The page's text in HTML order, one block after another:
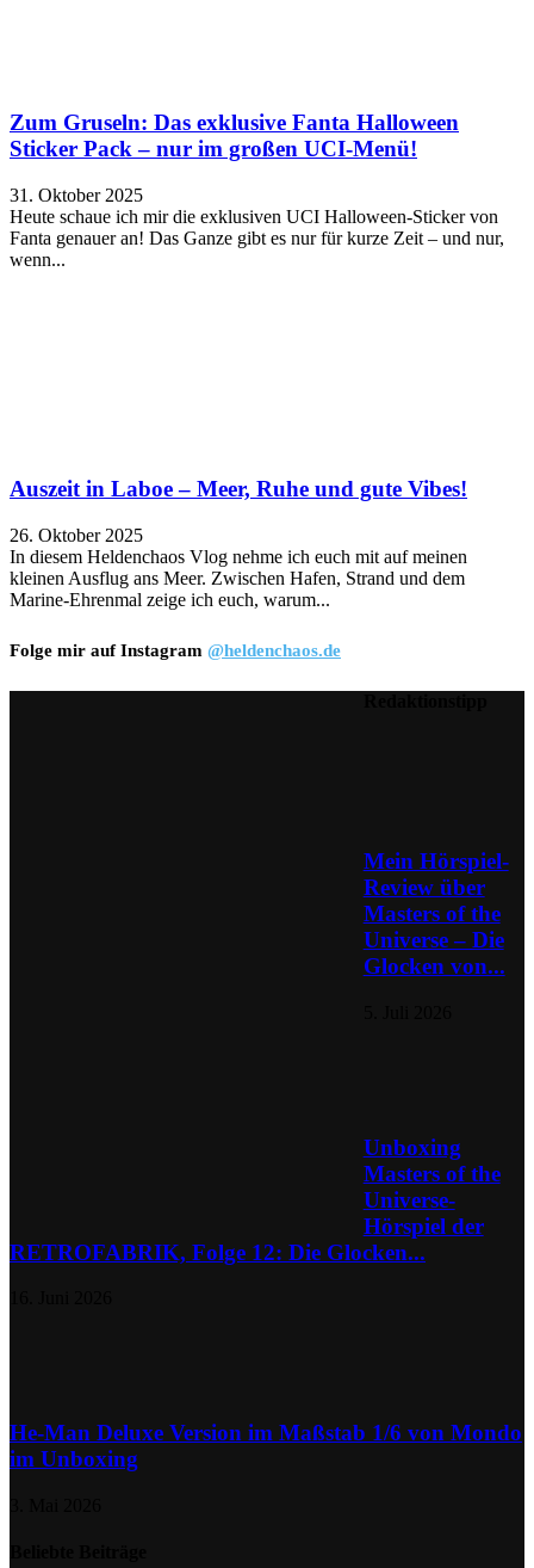
Zum Gruseln: Das exklusive Fanta Halloween
Sticker Pack – nur im großen UCI-Menü!
31. Oktober 2025
Heute schaue ich mir die exklusiven UCI Halloween-Sticker von
Fanta genauer an! Das Ganze gibt es nur für kurze Zeit – und nur,
wenn...
Auszeit in Laboe – Meer, Ruhe und gute Vibes!
26. Oktober 2025
In diesem Heldenchaos Vlog nehme ich euch mit auf meinen
kleinen Ausflug ans Meer. Zwischen Hafen, Strand und dem
Marine-Ehrenmal zeige ich euch, warum...
Folge mir auf Instagram @heldenchaos.de
Mein Hörspiel-
Review über
Masters of the
Universe – Die
Glocken von...
Unboxing
Masters of the
Universe-
Hörspiel der
RETROFABRIK, Folge 12: Die Glocken...
He-Man Deluxe Version im Maßstab 1/6 von Mondo
im Unboxing